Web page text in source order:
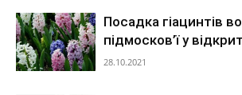
Посадка гіацинтів
підмосков’ї у
28.10.2021